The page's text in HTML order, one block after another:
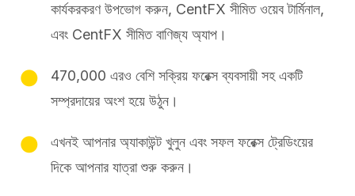
কার্যকরকরণ উপভোগ করুন, CentFX সীমিত ওয়েব টার্মিনাল,
এবং CentFX সীমিত বাণিজ্য অ্যাপ।
470,000 এরও বেশি সক্রিয় ফরেক্স ব্যবসায়ী সহ একটি
সম্প্রদায়ের অংশ হয়ে উঠুন।
এখনই আপনার অ্যাকাউন্ট খুলুন এবং সফল ফরেক্স ট্রেডিংয়ের
দিকে আপনার যাত্রা শুরু করুন।